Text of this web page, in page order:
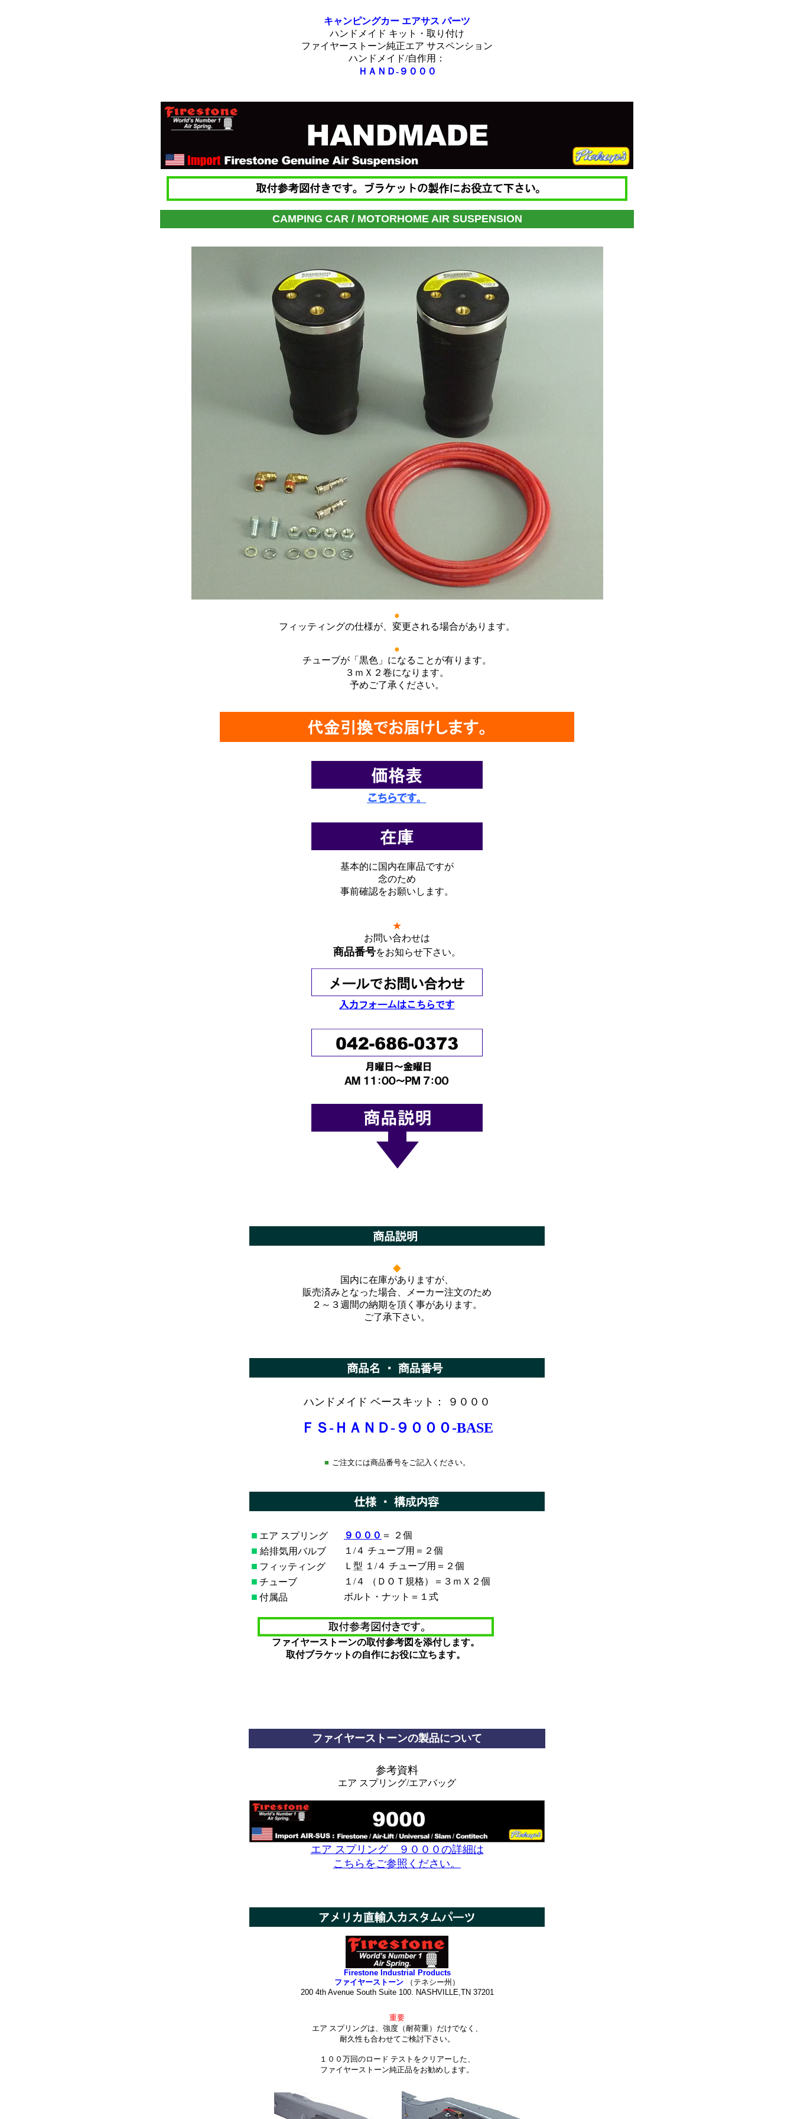
キャンピングカー エアサス パーツ
ハンドメイド キット
・取り付け
ファイヤーストーン純正エア サスペンション
ハンドメイド/自作用：
ＨＡＮＤ-９０００
CAMPING CAR / MOTORHOME AIR SUSPENSION
●
フィッティングの仕様が、変更される場合があります。
●
チューブが「黒色」になることが有ります。
３ｍＸ２卷になります。
予めご了承ください。
基本的に国内在庫品ですが
念のため
事前確認をお願いします。
★
お問い合わせは
商品番号をお知らせ下さい。
◆
国内に在庫がありますが、
販売済みとなった場合、メーカー注文のため
２～３週間の納期を頂く事があります。
ご了承下さい。
ハンドメイド ベースキット： ９０００
ＦＳ-ＨＡＮＤ-９０００-BASE
■ ご注文には商品番号をご記入ください。
■ エア スプリング ９０００ ＝ ２個
■ 給排気用バルブ １/４ チューブ用＝２個
■ フィッティング Ｌ型 １/４ チューブ用＝２個
■ チューブ １/４ （ＤＯＴ規格）＝３ｍＸ２個
■ 付属品 ボルト・ナット＝１式
ファイヤーストーンの取付参考図を添付します。
取付ブラケットの自作にお役に立ちます。
ファイヤーストーンの製品について
参考資料
エア スプリング/エアバッグ
エア スプリング ９０００の詳細は
こちらをご参照ください。
Firestone Industrial Products
ファイヤーストーン
（テネシー州）
200 4th Avenue South Suite 100. NASHVILLE,TN 37201
重要
エア スプリングは、強度（耐荷重）だけでなく、
耐久性も合わせてご検討下さい。
１００万回のロード テストをクリアーした、
ファイヤーストーン純正品をお勧めします。